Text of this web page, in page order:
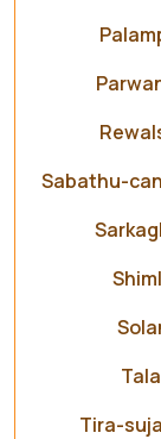
Sabathu-
Tira-